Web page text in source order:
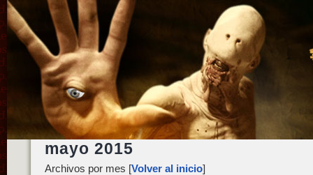
mayo 2015
Archivos por mes [Volver al inicio]